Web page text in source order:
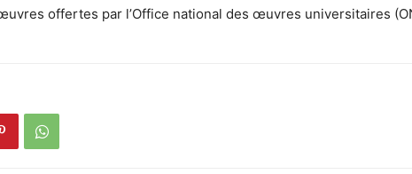
offertes par l’Office national des œuvres universitaires